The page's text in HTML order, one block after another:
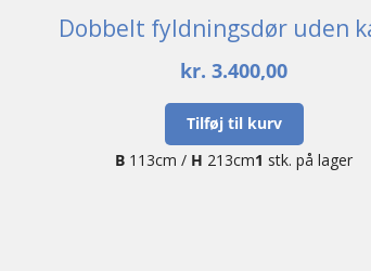
Dobbelt fyldningsdør uden
kr. 3.400,00
Tilføj til kurv
B 113cm / H 213cm1 stk. på lager